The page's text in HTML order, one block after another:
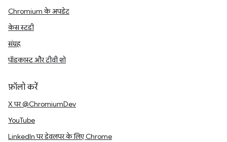
Chromium के अपडेट
केस स्टडी
संग्रह
पॉडकास्ट और टीवी शो
फ़ॉलो करें
X पर @ChromiumDev
YouTube
LinkedIn पर डेवलपर के लिए Chrome